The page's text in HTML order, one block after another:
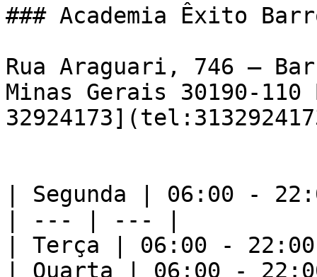
### Academia Êxito
Rua Araguari, 746 –
Minas Gerais 30190-
| Segunda | 06:00 -
| --- | --- |
| Terça | 06:00 -
| Quarta | 06:00 -